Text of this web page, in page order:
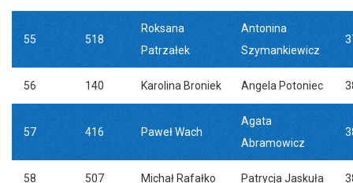
55 518
Roksana
Patrzałek
Antonina
Szymankiewicz
56 140 Karolina Broniek Angela Potoniec
57 416 Paweł Wach
Agata
Abramowicz
58 507 Michał Rafałko Patrycja Jaskuła